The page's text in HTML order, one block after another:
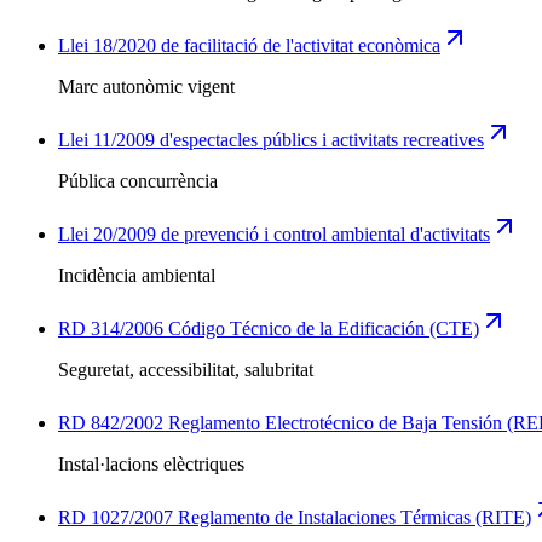
Llei 18/2020 de facilitació de l'activitat econòmica
Marc autonòmic vigent
Llei 11/2009 d'espectacles públics i activitats recreatives
Pública concurrència
Llei 20/2009 de prevenció i control ambiental d'activitats
Incidència ambiental
RD 314/2006 Código Técnico de la Edificación (CTE)
Seguretat, accessibilitat, salubritat
RD 842/2002 Reglamento Electrotécnico de Baja Tensión
Instal·lacions elèctriques
RD 1027/2007 Reglamento de Instalaciones Térmicas (RITE)